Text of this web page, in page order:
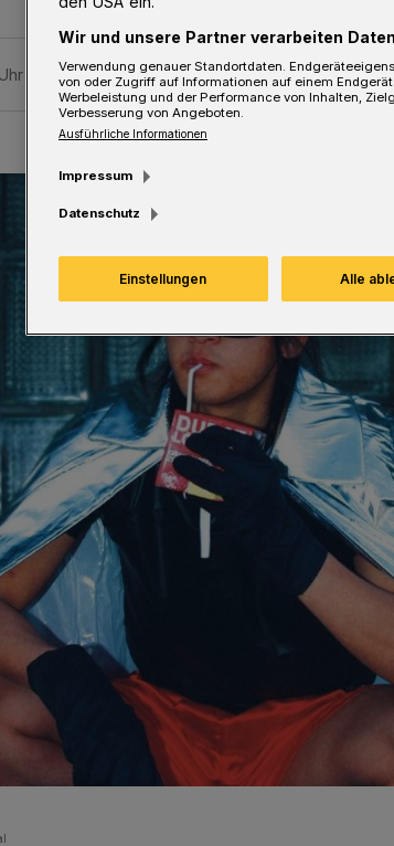
Eine Minute Lesezeit
Wir und unsere Partner verarbeiten
Verwendung genauer Standortdaten.
von oder Zugriff auf Informationen auf einem
Werbeleistung und der Performance von Inhalten,
Verbesserung von Angeboten.
Ausführliche Informationen
Impressum
Datenschutz
Einstellungen Alle